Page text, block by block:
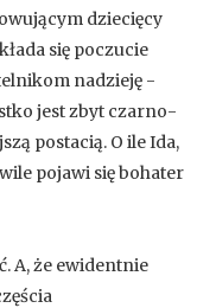
dziecięcy
się poczucie
nadzieję -
jest zbyt czarno-
postacią. O ile Ida,
pojawi się bohater
A, że ewidentnie